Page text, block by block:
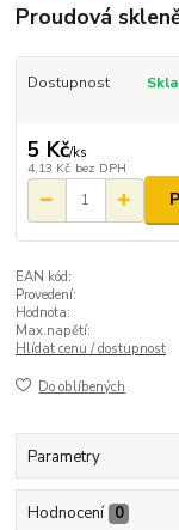
Proudová
Dostupnost
5 Kč/ks
4,13 Kč bez DPH
EAN kód:
Provedení:
Hodnota:
Max.napětí:
Hlídat cenu / dostupnost
Do oblíbených
Parametry
Hodnocení 0